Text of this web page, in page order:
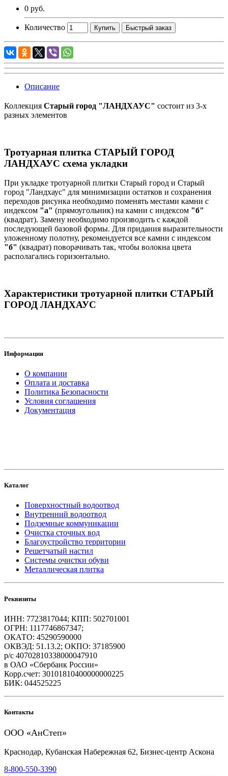
0 руб.
Количество Купить Быстрый заказ
Описание
Коллекция Старый город "ЛАНДХАУС" состоит из 3-х
разных элементов
Тротуарная плитка СТАРЫЙ ГОРОД
ЛАНДХАУС схема укладки
При укладке тротуарной плитки Старый город и Старый
город "Ландхаус" для минимизации остатков и сохранения
переходов рисунка необходимо поменять местами камни с
индексом "а" (прямоугольник) на камни с индексом "б"
(квадрат). Замену необходимо производить с каждой
последующей базовой формы. Для придания выразительности
уложенному полотну, рекомендуется все камни с индексом
"б" (квадрат) поворачивать так, чтобы волокна цвета
располагались горизонтально.
Характеристики тротуарной плитки СТАРЫЙ
ГОРОД ЛАНДХАУС
Информация
О компании
Оплата и доставка
Политика Безопасности
Условия соглашения
Документация
Каталог
Поверхностный водоотвод
Внутренний водоотвод
Подземные коммуникации
Очистка сточных вод
Благоустройство территории
Решетчатый настил
Системы очистки обуви
Металлическая плитка
Реквизиты
ИНН: 7723817044; КПП: 502701001
ОГРН: 1117746867347;
ОКАТО: 45290590000
ОКВЭД: 51.13.2; ОКПО: 37185900
р/с 40702810338000047910
в ОАО «Сбербанк России»
Корр.счет: 30101810400000000225
БИК: 044525225
Контакты
ООО «АнСтеп»
Краснодар, Кубанская Набережная 62, Бизнес-центр Аскона
8-800-550-3390